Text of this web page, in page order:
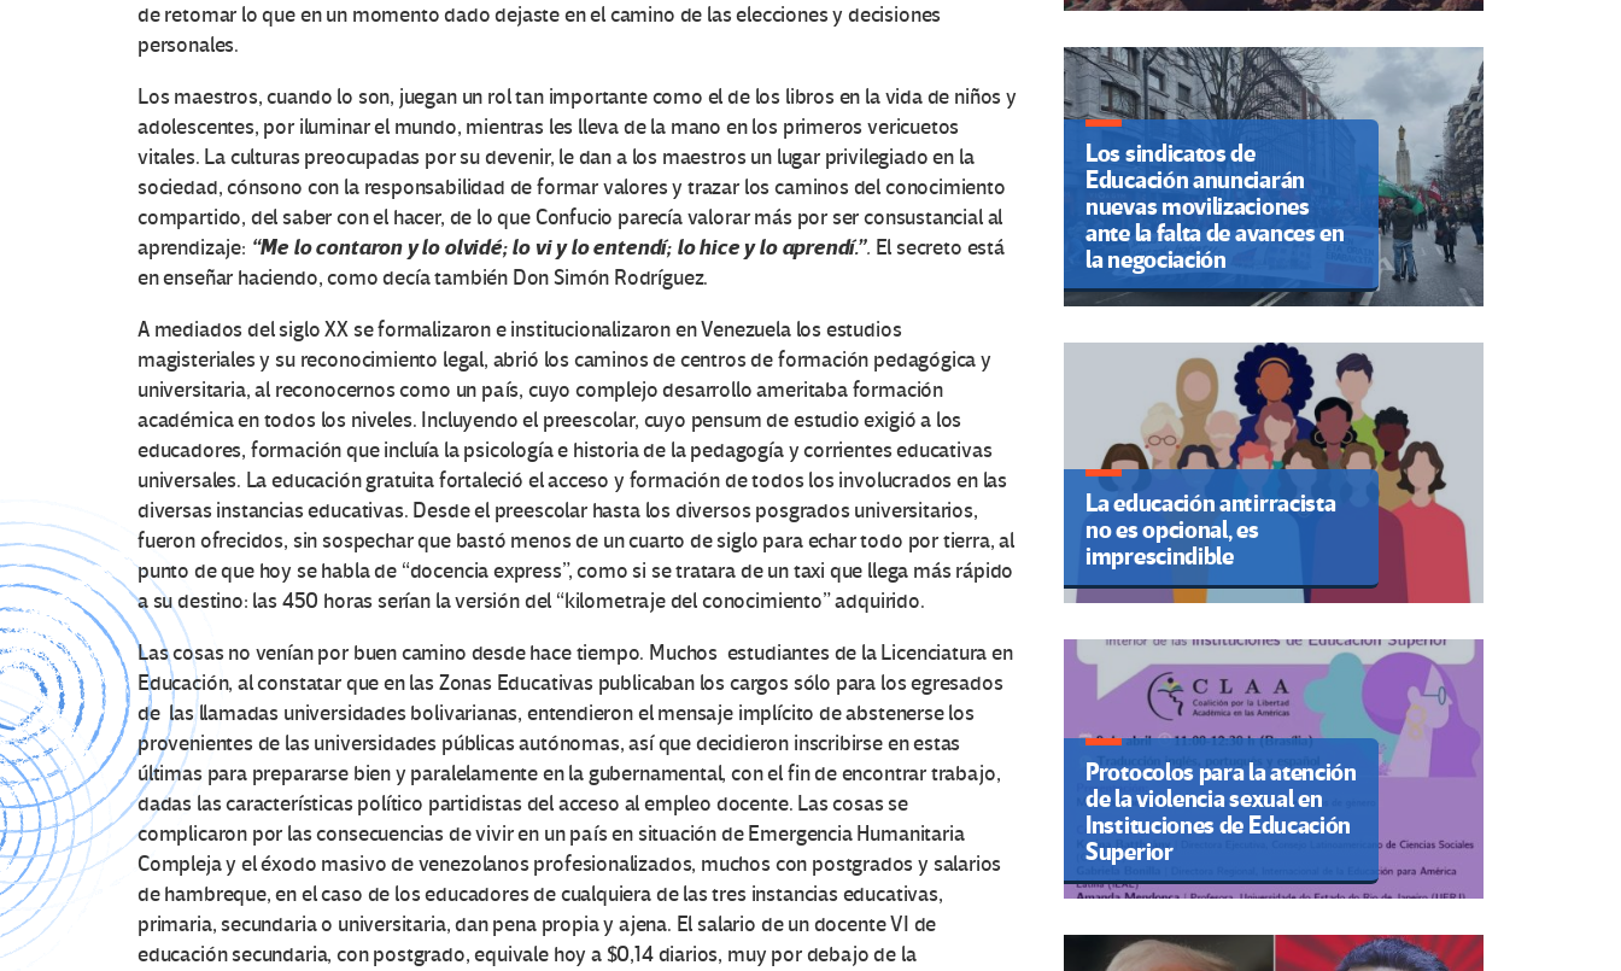
de retomar lo que en un momento dado dejaste en el camino de las elecciones y decisiones
personales.
Los maestros, cuando lo son, juegan un rol tan importante como el de los libros en la vida de niños y
adolescentes, por iluminar el mundo, mientras les lleva de la mano en los primeros vericuetos
vitales. La culturas preocupadas por su devenir, le dan a los maestros un lugar privilegiado en la
sociedad, cónsono con la responsabilidad de formar valores y trazar los caminos del conocimiento
compartido, del saber con el hacer, de lo que Confucio parecía valorar más por ser consustancial al
aprendizaje: “Me lo contaron y lo olvidé; lo vi y lo entendí; lo hice y lo aprendí.”. El secreto está
en enseñar haciendo, como decía también Don Simón Rodríguez.
A mediados del siglo XX se formalizaron e institucionalizaron en Venezuela los estudios
magisteriales y su reconocimiento legal, abrió los caminos de centros de formación pedagógica y
universitaria, al reconocernos como un país, cuyo complejo desarrollo ameritaba formación
académica en todos los niveles. Incluyendo el preescolar, cuyo pensum de estudio exigió a los
educadores, formación que incluía la psicología e historia de la pedagogía y corrientes educativas
universales. La educación gratuita fortaleció el acceso y formación de todos los involucrados en las
diversas instancias educativas. Desde el preescolar hasta los diversos posgrados universitarios,
fueron ofrecidos, sin sospechar que bastó menos de un cuarto de siglo para echar todo por tierra, al
punto de que hoy se habla de “docencia express”, como si se tratara de un taxi que llega más rápido
a su destino: las 450 horas serían la versión del “kilometraje del conocimiento” adquirido.
Las cosas no venían por buen camino desde hace tiempo. Muchos estudiantes de la Licenciatura en
Educación, al constatar que en las Zonas Educativas publicaban los cargos sólo para los egresados
de las llamadas universidades bolivarianas, entendieron el mensaje implícito de abstenerse los
provenientes de las universidades públicas autónomas, así que decidieron inscribirse en estas
últimas para prepararse bien y paralelamente en la gubernamental, con el fin de encontrar trabajo,
dadas las características político partidistas del acceso al empleo docente. Las cosas se
complicaron por las consecuencias de vivir en un país en situación de Emergencia Humanitaria
Compleja y el éxodo masivo de venezolanos profesionalizados, muchos con postgrados y salarios
de hambreque, en el caso de los educadores de cualquiera de las tres instancias educativas,
primaria, secundaria o universitaria, dan pena propia y ajena. El salario de un docente VI de
educación secundaria, con postgrado, equivale hoy a $0,14 diarios, muy por debajo de la
Los sindicatos de
Educación anunciarán
nuevas movilizaciones
ante la falta de avances en
la negociación
La educación antirracista
no es opcional, es
imprescindible
Protocolos para la atención
de la violencia sexual en
Instituciones de Educación
Superior